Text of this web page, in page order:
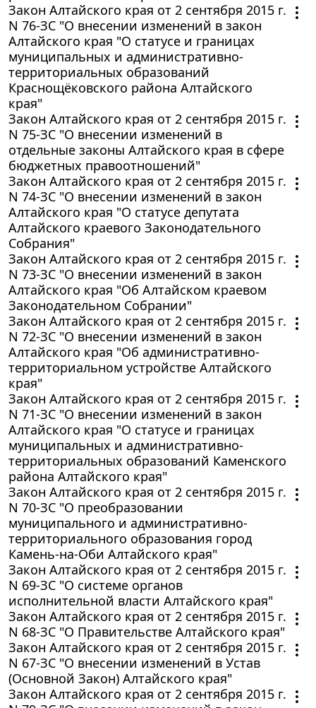
Закон Алтайского края от 2 сентября 2015 г.
N 76-ЗС "О внесении изменений в закон
Алтайского края "О статусе и границах
муниципальных и административно-
территориальных образований
Краснощёковского района Алтайского
края"
Закон Алтайского края от 2 сентября 2015 г.
N 75-ЗС "О внесении изменений в
отдельные законы Алтайского края в сфере
бюджетных правоотношений"
Закон Алтайского края от 2 сентября 2015 г.
N 74-ЗС "О внесении изменений в закон
Алтайского края "О статусе депутата
Алтайского краевого Законодательного
Собрания"
Закон Алтайского края от 2 сентября 2015 г.
N 73-ЗС "О внесении изменений в закон
Алтайского края "Об Алтайском краевом
Законодательном Собрании"
Закон Алтайского края от 2 сентября 2015 г.
N 72-ЗС "О внесении изменений в закон
Алтайского края "Об административно-
территориальном устройстве Алтайского
края"
Закон Алтайского края от 2 сентября 2015 г.
N 71-ЗС "О внесении изменений в закон
Алтайского края "О статусе и границах
муниципальных и административно-
территориальных образований Каменского
района Алтайского края"
Закон Алтайского края от 2 сентября 2015 г.
N 70-ЗС "О преобразовании
муниципального и административно-
территориального образования город
Камень-на-Оби Алтайского края"
Закон Алтайского края от 2 сентября 2015 г.
N 69-ЗС "О системе органов
исполнительной власти Алтайского края"
Закон Алтайского края от 2 сентября 2015 г.
N 68-ЗС "О Правительстве Алтайского края"
Закон Алтайского края от 2 сентября 2015 г.
N 67-ЗС "О внесении изменений в Устав
(Основной Закон) Алтайского края"
Закон Алтайского края от 2 сентября 2015 г.